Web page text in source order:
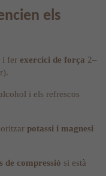
els
i fer exercici de força 2–
i els refrescos
potassi i magnesi
de compressió si està